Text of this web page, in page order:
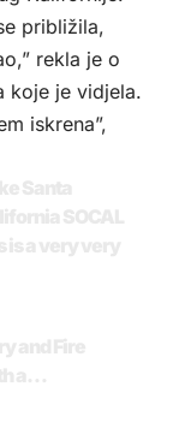
približila,
rekla je o
koje je vidjela.
iskrena”,